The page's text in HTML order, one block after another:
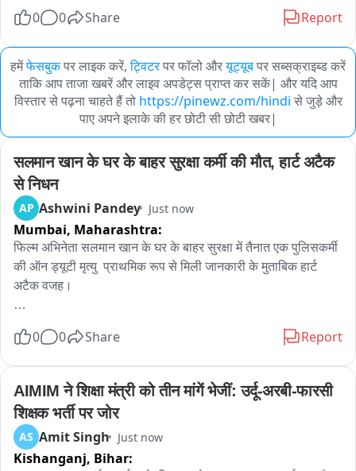
0
0 Share Report
हमेंफेसबुकपर लाइक करें, ट्विटरपर फॉलो औरयूट्यूबपर सब्सक्राइब्ड करें
ताकि आप ताजा खबरें और लाइव अपडेट्स प्राप्त कर सकें| और यदि आप
विस्तार से पढ़ना चाहते हैं तो https://pinewz.com/hindi से जुड़े और
पाए अपने इलाके की हर छोटी सी छोटी खबर|
सलमान खान के घर के बाहर सुरक्षा कर्मी की मौत, हार्ट अटैक
से निधन
AP Ashwini Pandey Just now
Mumbai, Maharashtra:
फिल्म अभिनेता सलमान खान के घर के बाहर सुरक्षा में तैनात एक पुलिसकर्मी
की ऑन ड्यूटी मृत्यु  प्राथमिक रूप से मिली जानकारी के मुताबिक हार्ट
अटैक वजह।
कांस्टेबल गणेश जो सलमान खान के घर के बाहर तैनात किया गया था सुरक्षा
मौजूद अन्य पुलिस अधिकारी नजदीकी अस्पताल लेकर पहुंचे,जहाँ डॉक्टर ने
उन्हें मृत घोषित किया।
शुरूआती जानकारी के मुताबिक हार्ट अटैक से मौत हुई है लेकिन पोस्ट मॉर्टम
रिपोर्ट के बाद स्थिति स्पष्ट होगी।
0 0 Share Report
AIMIM ने शिक्षा मंत्री को तीन मांगें भेजीं: उर्दू-अरबी-फारसी
शिक्षक भर्ती पर जोर
AS Amit Singh Just now
Kishanganj, Bihar: